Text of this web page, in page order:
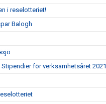
i reselotteriet!
Balogh
för verksamhetsåret 2021